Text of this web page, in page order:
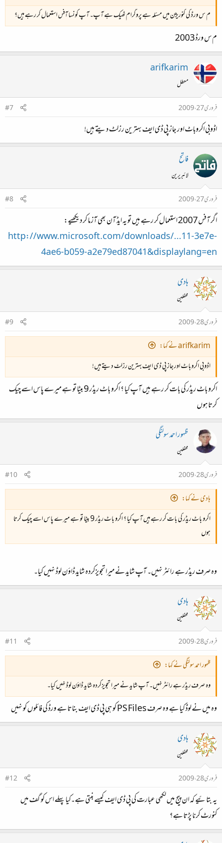
م س ورڈ کی کنوریژن میں مسئلہ ہے پروگرام ٹھیک ہے آپ۔ آپ کونسا آفس استعمال کر رہے ہیں؟
م س ورڈ 2003
arifkarim
معطل
فروری 27، 2009
#7
اڈوبی اکروباٹ اور جاز پی ڈی ایف بہترین رزلٹ دیتے ہیں!
فاتح
لائبریرین
فروری 27، 2009
#8
اگر آفس 2007 استعمال کر رہے ہیں تو یہ ایڈ آن بھی آزما کر دیکھیے:
http://www.microsoft.com/downloads/...11-3e7e-
4ae6-b059-a2e79ed87041&displaylang=en
ہادی
محفلین
فروری 28، 2009
#9
arifkarim نے کہا:
اڈوبی اکروباٹ اور جاز پی ڈی ایف بہترین رزلٹ دیتے ہیں!
اکرو باٹ ریڈر کی بات کر رہے ہیں آپ کیا ؟ اکرو باٹ ریڈر 9 بیٹا تو ہے میرے پاس اسے چیک
کرتا ہوں
ظہور احمد سولنگی
محفلین
فروری 28، 2009
#10
ہادی نے کہا:
اکرو باٹ ریڈر کی بات کر رہے ہیں آپ کیا ؟ اکرو باٹ ریڈر 9 بیٹا تو ہے میرے پاس اسے چیک کرتا
ہوں
وہ صرف ریڈر ہے رائٹر نہیں۔ آپ شاید نے میرا تجویزکردہ شاید ڈاؤن لوڈ نہیں کیا۔
ہادی
محفلین
فروری 28، 2009
#11
ظہور احمد سولنگی نے کہا:
وہ صرف ریڈر ہے رائٹر نہیں۔ آپ شاید نے میرا تجویزکردہ شاید ڈاؤن لوڈ نہیں کیا۔
وہ میں نے لوڈ کیا ہے وہ صرف PS Files کو ہی پی ڈی ایف بناتا ہے ورڈ کی فائلوں کو نہیں
ہادی
محفلین
فروری 28، 2009
#12
یہ بتائیے کہ ان پیج میں لکھی عبارت کی پی ڈی ایف کیسے بنتی ہے۔کیا پہلے اس کو گف میں
کنورٹ کرنا پڑتا ہے؟